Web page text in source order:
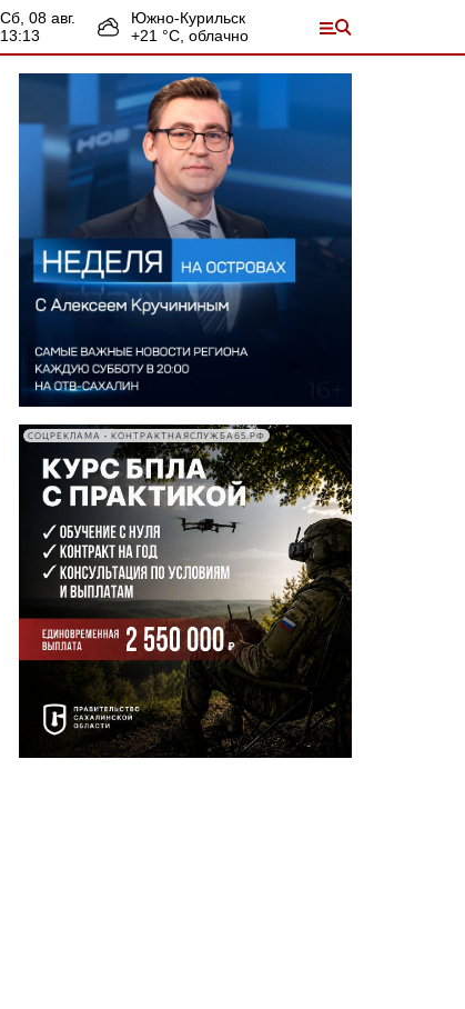
сб, 08 авг.
13:13
Южно-Курильск
+21 °С, облачно
СОЦРЕКЛАМА • КОНТРАКТНАЯСЛУЖБА65.РФ